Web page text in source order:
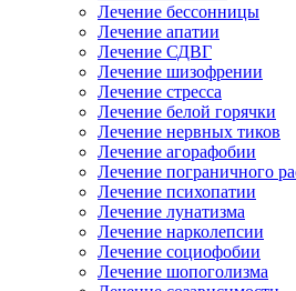
Лечение бессонницы
Лечение апатии
Лечение СДВГ
Лечение шизофрении
Лечение стресса
Лечение белой горячки
Лечение нервных тиков
Лечение агорафобии
Лечение пограничного
Лечение психопатии
Лечение лунатизма
Лечение нарколепсии
Лечение социофобии
Лечение шопоголизма